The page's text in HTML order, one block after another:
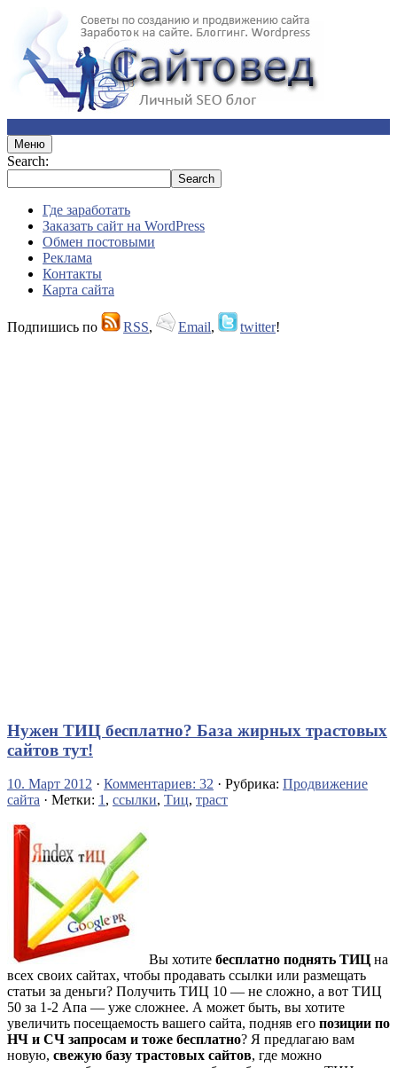
Меню
Search:
Где заработать
Заказать сайт на WordPress
Обмен постовыми
Реклама
Контакты
Карта сайта
Подпишись по RSS, Email, twitter!
Нужен ТИЦ бесплатно? База жирных трастовых
сайтов тут!
10. Март 2012 · Комментариев: 32 · Рубрика: Продвижение
сайта · Метки: 1, ссылки, Тиц, траст
Вы хотите бесплатно поднять ТИЦна
всех своих сайтах, чтобы продавать ссылки или размещать
статьи за деньги? Получить ТИЦ 10 — не сложно, а вот ТИЦ
50 за 1-2 Апа — уже сложнее. А может быть, вы хотите
увеличить посещаемость вашего сайта, подняв его позиции по
НЧ и СЧ запросам и тоже бесплатно? Я предлагаю вам
новую, свежую базу трастовых сайтов, где можно